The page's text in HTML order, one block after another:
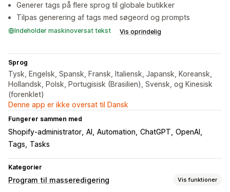
Generer tags på flere sprog til globale butikker
Tilpas generering af tags med søgeord og prompts
Indeholder maskinoversat tekst Vis oprindelig
Sprog
Tysk, Engelsk, Spansk, Fransk, Italiensk, Japansk, Koreansk,
Hollandsk, Polsk, Portugisisk (Brasilien), Svensk, og Kinesisk
(forenklet)
Denne app er ikke oversat til Dansk
Fungerer sammen med
Shopify-administrator AI Automation ChatGPT OpenAI
Tags
Tasks
Kategorier
Program til masseredigering Vis funktioner